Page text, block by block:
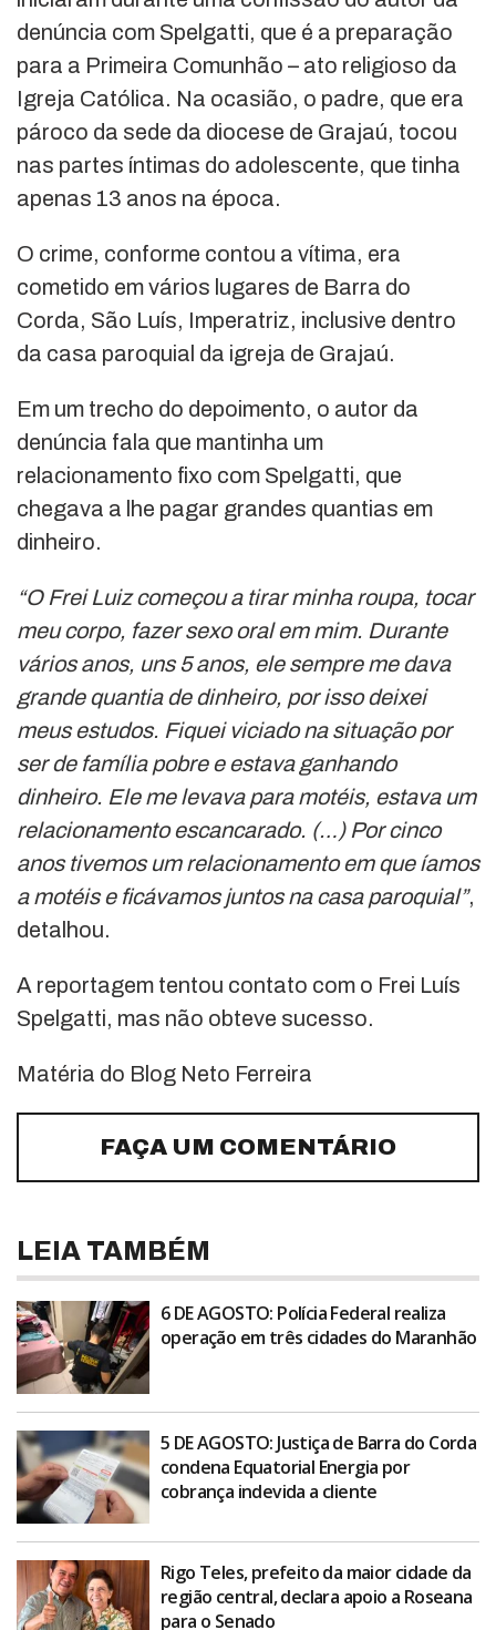
denúncia com Spelgatti, que é a preparação
para a Primeira Comunhão – ato religioso da
Igreja Católica. Na ocasião, o padre, que era
pároco da sede da diocese de Grajaú, tocou
nas partes íntimas do adolescente, que tinha
apenas 13 anos na época.
O crime, conforme contou a vítima, era
cometido em vários lugares de Barra do
Corda, São Luís, Imperatriz, inclusive dentro
da casa paroquial da igreja de Grajaú.
Em um trecho do depoimento, o autor da
denúncia fala que mantinha um
relacionamento fixo com Spelgatti, que
chegava a lhe pagar grandes quantias em
dinheiro.
“O Frei Luiz começou a tirar minha roupa, tocar
meu corpo, fazer sexo oral em mim. Durante
vários anos, uns 5 anos, ele sempre me dava
grande quantia de dinheiro, por isso deixei
meus estudos. Fiquei viciado na situação por
ser de família pobre e estava ganhando
dinheiro. Ele me levava para motéis, estava um
relacionamento escancarado. (…) Por cinco
anos tivemos um relacionamento em que íamos
a motéis e ficávamos juntos na casa paroquial”,
detalhou.
A reportagem tentou contato com o Frei Luís
Spelgatti, mas não obteve sucesso.
Matéria do Blog Neto Ferreira
FAÇA UM COMENTÁRIO
LEIA TAMBÉM
6 DE AGOSTO: Polícia Federal realiza
operação em três cidades do Maranhão
5 DE AGOSTO: Justiça de Barra do Corda
condena Equatorial Energia por
cobrança indevida a cliente
Rigo Teles, prefeito da maior cidade da
região central, declara apoio a Roseana
para o Senado